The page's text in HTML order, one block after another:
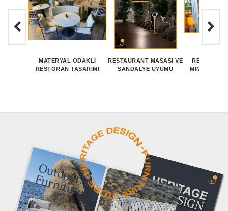
MATERYAL ODAKLI
RESTORAN TASARIMI
RESTAURANT MASASI VE
SANDALYE UYUMU
MIMARI